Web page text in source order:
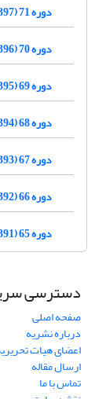
دوره 71 (1397)
دوره 70 (1396)
دوره 69 (1395)
دوره 68 (1394)
دوره 67 (1393)
دوره 66 (1392)
دوره 65 (1391)
دسترسی
صفحه اصلی
درباره نشریه
اعضای هیات
ارسال مقاله
تماس با ما